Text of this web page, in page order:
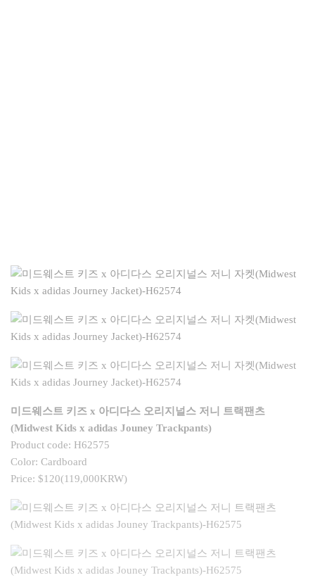
미드웨스트 키즈 x 아디다스 오리지널스 저니 트랙팬츠
(Midwest Kids x adidas Jouney Trackpants)
Product code: H62575
Color: Cardboard
Price: $120(119,000KRW)